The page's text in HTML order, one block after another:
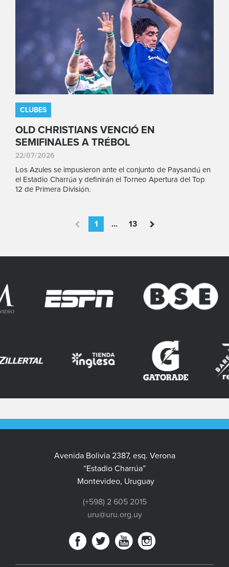
CLUBES
OLD CHRISTIANS VENCIÓ EN
SEMIFINALES A TRÉBOL
22/07/2026
Los Azules se impusieron ante el conjunto de Paysandú en
el Estadio Charrúa y definirán el Torneo Apertura del Top
12 de Primera División.
1 ... 13
Avenida Bolivia 2387, esq. Verona
“Estadio Charrúa”
Montevideo, Uruguay
(+598) 2 605 2015
uru@uru.org.uy